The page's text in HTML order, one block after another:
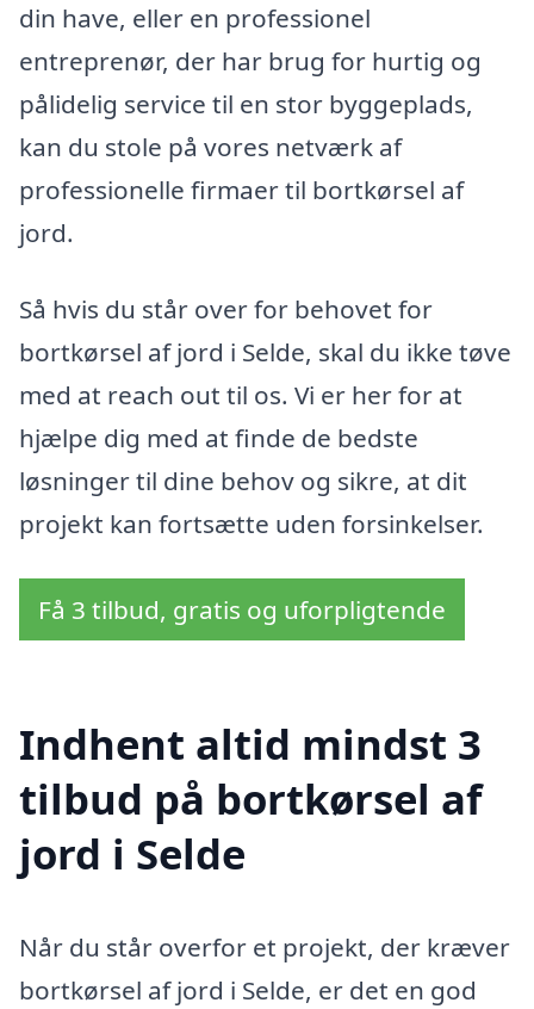
din have, eller en professionel
entreprenør, der har brug for hurtig og
pålidelig service til en stor byggeplads,
kan du stole på vores netværk af
professionelle firmaer til bortkørsel af
jord.
Så hvis du står over for behovet for
bortkørsel af jord i Selde, skal du ikke tøve
med at reach out til os. Vi er her for at
hjælpe dig med at finde de bedste
løsninger til dine behov og sikre, at dit
projekt kan fortsætte uden forsinkelser.
Få 3 tilbud, gratis og uforpligtende
Indhent altid mindst 3
tilbud på bortkørsel af
jord i Selde
Når du står overfor et projekt, der kræver
bortkørsel af jord i Selde, er det en god